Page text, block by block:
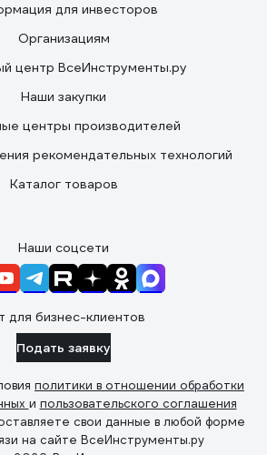
для инвесторов
Организациям
центр ВсеИнструменты.ру
Наши закупки
центры производителей
рекомендательных технологий
Каталог товаров
Наши соцсети
для бизнес-клиентов
Подать заявку
политики в отношении обработки
и пользовательского соглашения
свои данные в любой форме
на сайте ВсеИнструменты.ру